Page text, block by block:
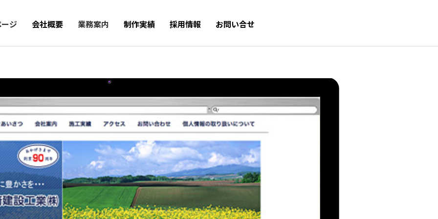
ジ 会社概要 業務案内 制作実績 採用情報 お問い合せ